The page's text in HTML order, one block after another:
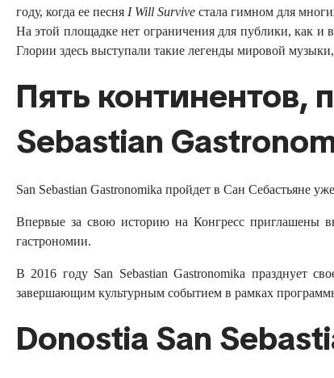
году, когда ее песня I Will Survive стала гимном для
На этой площадке нет ограничения для публики, как и
Глории здесь выступали такие легенды мировой
Пять континентов,
Sebastian
San Sebastian Gastronomika пройдет в Сан Себастьяне
Впервые за свою историю на Конгресс приглашены
гастрономии.
В 2016 году San Sebastian Gastronomika празднует
завершающим культурным событием в рамках
Donostia San